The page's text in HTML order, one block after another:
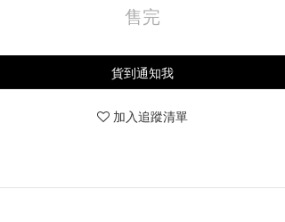
售完
貨到通知我
加入追蹤清單